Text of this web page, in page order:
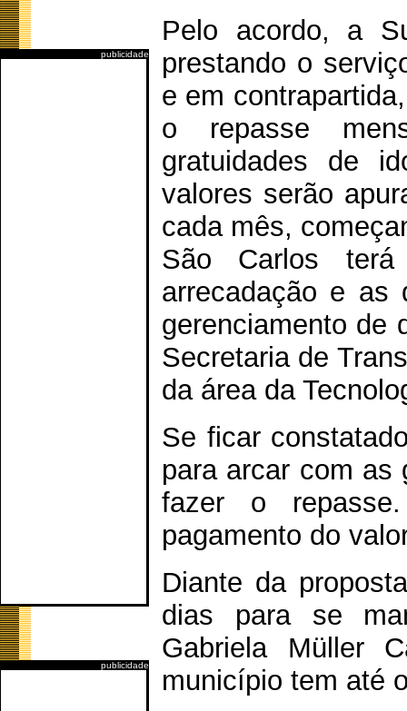
publicidade
publicidade
Pelo acordo, a
prestando o
e em
o repasse
gratuidades de
valores serão
cada mês,
São Carlos
arrecadação e as
gerenciamento de
Secretaria de
da área da
Se ficar
para arcar com as
fazer o
pagamento do
Diante da
dias para se
Gabriela Müller
município tem até